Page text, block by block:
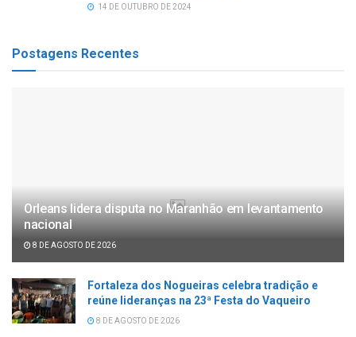
14 DE OUTUBRO DE 2024
Postagens Recentes
Orleans lidera disputa no Maranhão em levantamento
nacional
8 DE AGOSTO DE 2026
Fortaleza dos Nogueiras celebra tradição e
reúne lideranças na 23ª Festa do Vaqueiro
8 DE AGOSTO DE 2026